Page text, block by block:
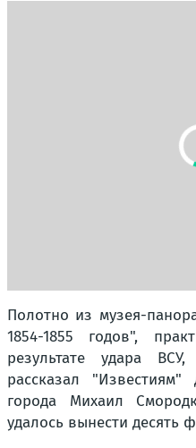
Полотно из музея-
1854-1855 годов",
результате удара
рассказал
города Михаил
удалось вынести десять